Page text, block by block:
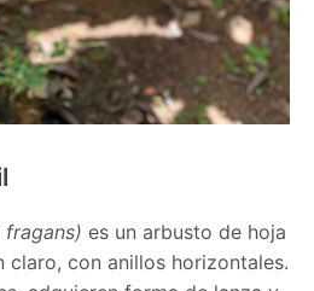
fragans) es un arbusto de hoja
claro, con anillos horizontales.